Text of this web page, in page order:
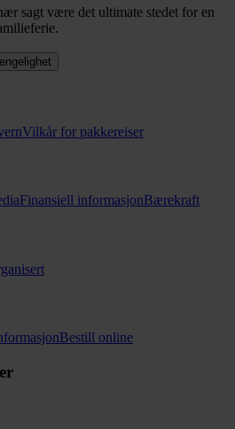
sagt være det ultimate stedet for en
Vilkår for pakkereiser
Finansiell informasjonBærekraft
Bestill online